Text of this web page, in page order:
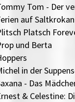
Tom - Der
auf Saltkrokan
Platsch
und Berta
in der
- Das
& Celestine: